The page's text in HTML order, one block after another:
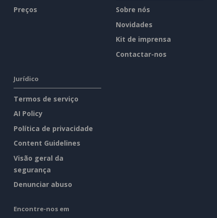
Preços
Sobre nós
Novidades
Kit de imprensa
Contactar-nos
Jurídico
Termos de serviço
AI Policy
Política de privacidade
Content Guidelines
Visão geral da
segurança
Denunciar abuso
Encontre-nos em